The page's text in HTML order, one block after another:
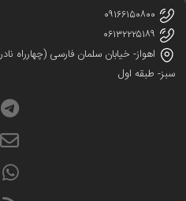
۰۹۱۶۶۱۵۰۸۰۰
۰۶۱۳۲۲۲۵۱۸۹
اهواز- خیابان سلمان فارسی (چهارراه
طبقه اول